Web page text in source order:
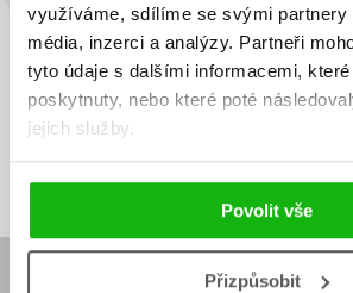
využíváme, sdílíme se svými partnery
média, inzerci a analýzy. Partneři
tyto údaje s dalšími informacemi,
poskytnuty, nebo které poté
jejich služby.
Povolit vše
Přizpůsobit
Budete to vědět jako první!
Zajímá Vás, jaký knižní hit právě vychází, na
sleva, jaká běží soutěž o ceny? Přihlášením k
mailových novineksouhlasíte se zpracováním
Vaše e-
mailová
adresa
Vaše e-
mailová
adresa
Vaše e-mailová adresa